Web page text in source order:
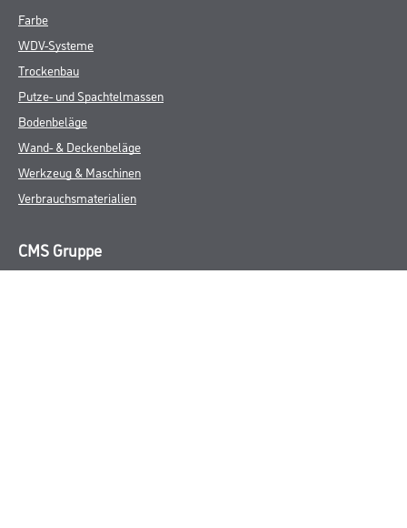
Farbe
WDV-Systeme
Trockenbau
Putze- und Spachtelmassen
Bodenbeläge
Wand- & Deckenbeläge
Werkzeug & Maschinen
Verbrauchsmaterialien
CMS Gruppe